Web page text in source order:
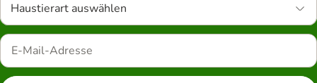
Haustierart auswählen